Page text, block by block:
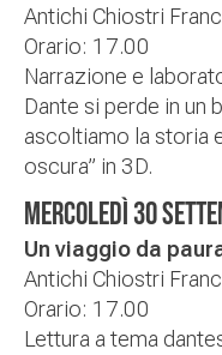
Antichi Chiostri
Orario: 17.00
Narrazione e
Dante si perde in
ascoltiamo la storia
oscura” in 3D.
MERCOLEDÌ 30
Un viaggio da
Antichi Chiostri
Orario: 17.00
Lettura a tema